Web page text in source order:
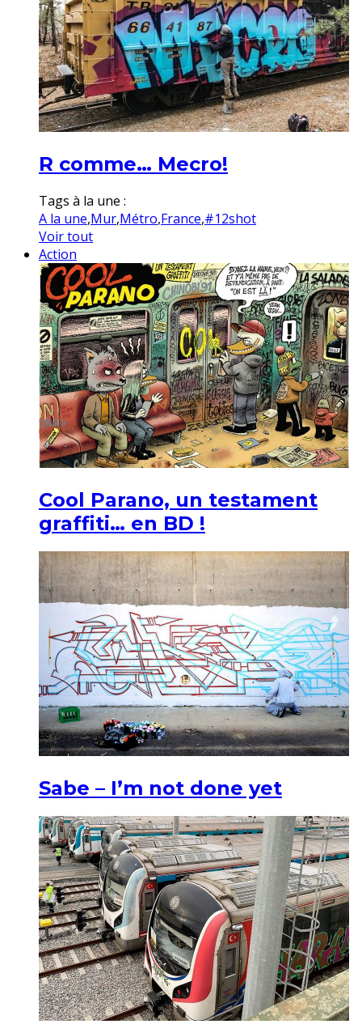
R comme… Mecro!
Tags à la une :
A la une,Mur,Métro,France,#12shot
Voir tout
Action
Cool Parano, un testament
graffiti… en BD !
Sabe – I’m not done yet